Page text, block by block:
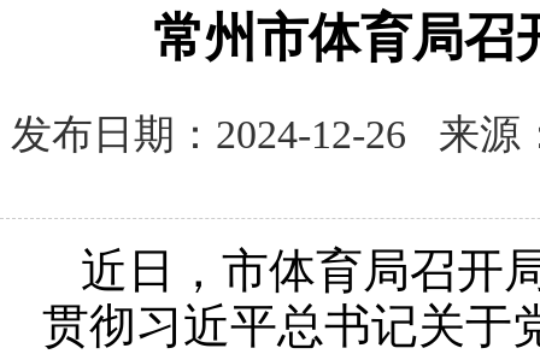
常州市体育局召
发布日期：2024-12-26 来
近日，市体育局召开
贯彻习近平总书记关于